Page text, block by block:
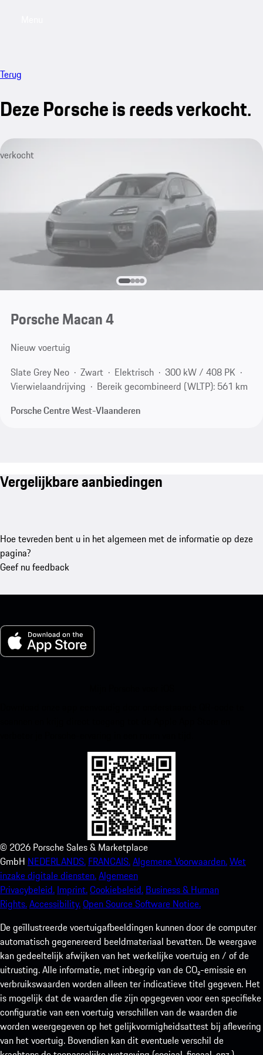
Terug
Deze Porsche is reeds verkocht.
verkocht
Porsche Macan 4
Nieuw voertuig
Slate Grey Neo
Zwart Elektrisch
300 kW / 408 PK
Vierwielaandrijving
Bereik gecombineerd (WLTP): 561 km
Porsche Centre West-Vlaanderen
Vergelijkbare aanbiedingen
Hoe tevreden bent u in het algemeen met de informatie op deze
pagina?
Geef nu feedback
© 2026 Porsche Sales & Marketplace
GmbH NEDERLANDS. FRANCAIS.Algemene Voorwaarden.Wet
inzake digitale diensten.Algemeen
Privacybeleid. Imprint.Cookiebeleid. Business & Human
Rights.Accessibility.Open Source Software Notice.
De geïllustreerde voertuigafbeeldingen kunnen door de computer
automatisch gegenereerd beeldmateriaal bevatten. De weergave
kan gedeeltelijk afwijken van het werkelijke voertuig en / of de
uitrusting. Alle informatie, met inbegrip van de CO₂-emissie en
verbruikswaarden worden alleen ter indicatieve titel gegeven. Het
is mogelijk dat de waarden die zijn opgegeven voor een specifieke
configuratie van een voertuig verschillen van de waarden die
worden weergegeven op het gelijkvormigheidsattest bij aflevering
van het voertuig. Bovendien kan dit eventuele verschil de